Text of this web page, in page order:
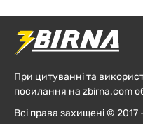
При цитуванні та
посилання на zbirna.com
Всі права захищені ©